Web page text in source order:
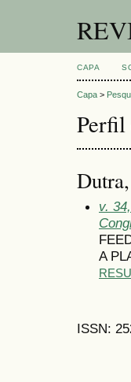
CAPA
Capa >
Perfil
v.
A
ISSN: